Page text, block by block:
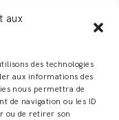
aux
des technologies
aux informations des
nous permettra de
de navigation ou les ID
ou de retirer son
un